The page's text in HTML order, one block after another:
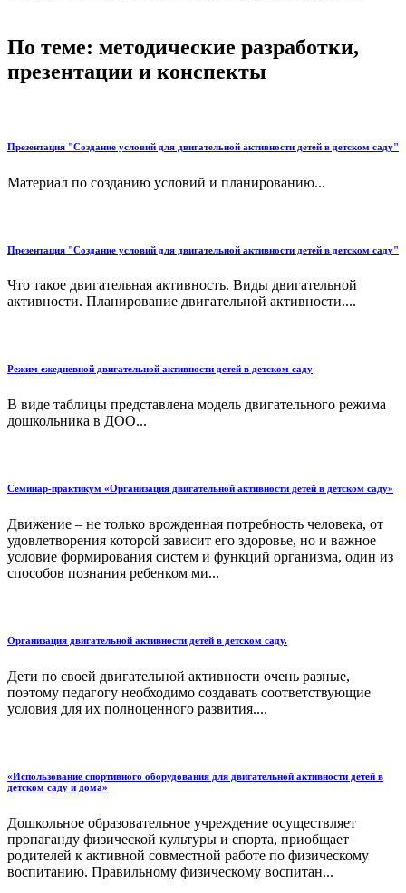
По теме: методические разработки,
презентации и конспекты
Презентация "Создание условий для двигательной активности детей в детском саду"
Материал по созданию условий и планированию...
Презентация "Создание условий для двигательной активности детей в детском саду"
Что такое двигательная активность. Виды двигательной
активности. Планирование двигательной активности....
Режим ежедневной двигательной активности детей в детском саду
В виде таблицы представлена модель двигательного режима
дошкольника в ДОО...
Семинар-практикум «Организация двигательной активности детей в детском саду»
Движение – не только врожденная потребность человека, от
удовлетворения которой зависит его здоровье, но и важное
условие формирования систем и функций организма, один из
способов познания ребенком ми...
Организация двигательной активности детей в детском саду.
Дети по своей двигательной активности очень разные,
поэтому педагогу необходимо создавать соответствующие
условия для их полноценного развития....
«Использование спортивного оборудования для двигательной активности детей в
детском саду и дома»
Дошкольное образовательное учреждение осуществляет
пропаганду физической культуры и спорта, приобщает
родителей к активной совместной работе по физическому
воспитанию. Правильному физическому воспитан...